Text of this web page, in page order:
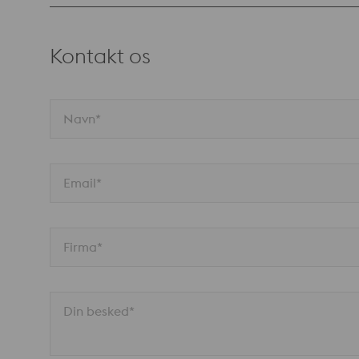
totaløkonomi
Kontakt os
Navn*
Email*
Firma*
Din besked*